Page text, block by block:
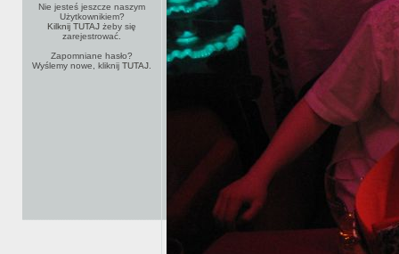
Nie jesteś jeszcze naszym
Użytkownikiem?
Kilknij TUTAJ żeby się
zarejestrować.
Zapomniane hasło?
Wyślemy nowe, kliknijTUTAJ